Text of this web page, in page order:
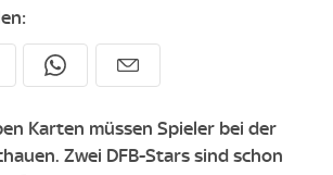
Karten müssen Spieler bei der
Zwei DFB-Stars sind schon